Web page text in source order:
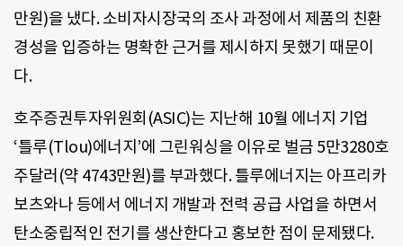
만원)을 냈다. 소비자시장국의 조사 과정에서 제품의 친환
경성을 입증하는 명확한 근거를 제시하지 못했기 때문이
다.
호주증권투자위원회(ASIC)는 지난해 10월 에너지 기업
‘틀루(Tlou)에너지’에 그린워싱을 이유로 벌금 5만3280호
주달러(약 4743만원)를 부과했다. 틀루에너지는 아프리카
보츠와나 등에서 에너지 개발과 전력 공급 사업을 하면서
탄소중립적인 전기를 생산한다고 홍보한 점이 문제됐다.